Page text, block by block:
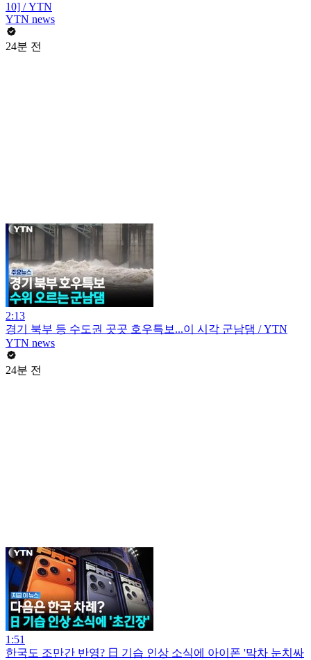
10] / YTN
YTN news
24분 전
2:13
경기 북부 등 수도권 곳곳 호우특보...이 시각 군남댐 / YTN
YTN news
24분 전
1:51
한국도 조만간 반영? 日 기습 인상 소식에 아이폰 '막차 눈치싸